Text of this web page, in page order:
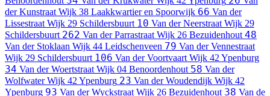
der Kunstraat Wijk 38 Laakkwartier en Spoorwijk 66 Van der
Lissestraat Wijk 29 Schildersbuurt 10 Van der Neerstraat Wijk 29
Schildersbuurt 262 Van der Parrastraat Wijk 26 Bezuidenhout 48
Van der Stoklaan Wijk 44 Leidschenveen 79 Van der Vennestraat
Wijk 29 Schildersbuurt 106 Van der Voortvaart Wijk 42 Ypenburg
34 Van der Woertstraat Wijk 04 Benoordenhout 58 Van der
Wolfwater Wijk 42 Ypenburg 23 Van der Woudendijk Wijk 42
Ypenburg 93 Van der Wyckstraat Wijk 26 Bezuidenhout 38 Van de